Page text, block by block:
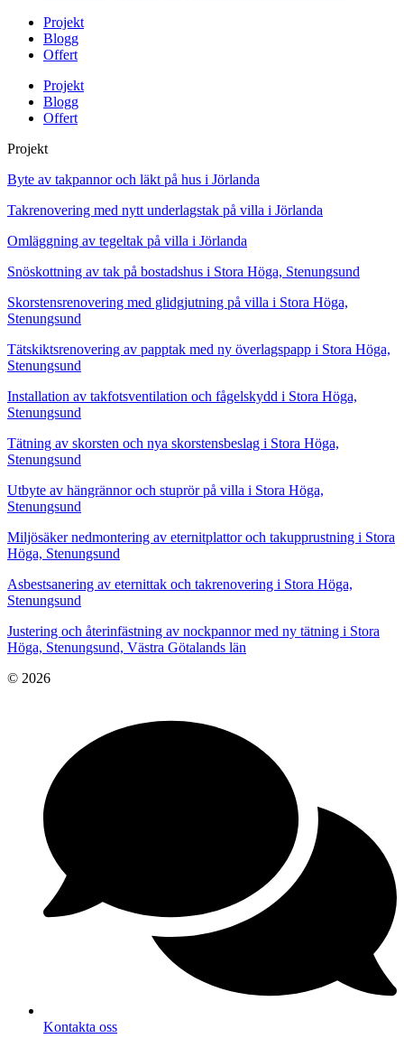
Projekt
Blogg
Offert
Projekt
Blogg
Offert
Projekt
Byte av takpannor och läkt på hus i Jörlanda
Takrenovering med nytt underlagstak på villa i Jörlanda
Omläggning av tegeltak på villa i Jörlanda
Snöskottning av tak på bostadshus i Stora Höga, Stenungsund
Skorstensrenovering med glidgjutning på villa i Stora Höga,
Stenungsund
Tätskiktsrenovering av papptak med ny överlagspapp i Stora Höga,
Stenungsund
Installation av takfotsventilation och fågelskydd i Stora Höga,
Stenungsund
Tätning av skorsten och nya skorstensbeslag i Stora Höga,
Stenungsund
Utbyte av hängrännor och stuprör på villa i Stora Höga,
Stenungsund
Miljösäker nedmontering av eternitplattor och takupprustning i Stora
Höga, Stenungsund
Asbestsanering av eternittak och takrenovering i Stora Höga,
Stenungsund
Justering och återinfästning av nockpannor med ny tätning i Stora
Höga, Stenungsund, Västra Götalands län
© 2026
Kontakta oss